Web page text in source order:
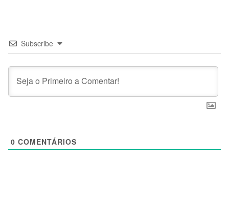
Subscribe
0 COMENTÁRIOS